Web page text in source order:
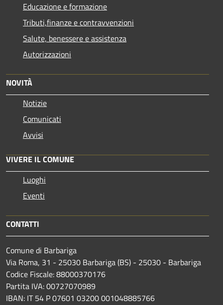
Educazione e formazione
Tributi,finanze e contravvenzioni
Salute, benessere e assistenza
Autorizzazioni
NOVITÀ
Notizie
Comunicati
Avvisi
VIVERE IL COMUNE
Luoghi
Eventi
CONTATTI
Comune di Barbariga
Via Roma, 31 - 25030 Barbariga (BS) - 25030 - Barbariga
Codice Fiscale: 88000370176
Partita IVA: 00727070989
IBAN: IT 54 P 07601 03200 001048885766